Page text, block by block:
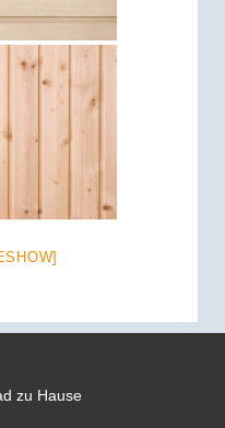
zu Hause